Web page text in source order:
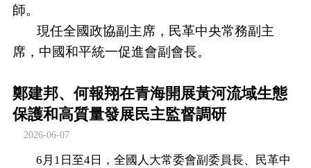
師。
現任全國政協副主席，民革中央常務副主
席，中國和平統一促進會副會長。
鄭建邦、何報翔在青海開展黃河流域生態
保護和高質量發展民主監督調研
2026-06-07
6月1日至4日，全國人大常委會副委員長、民革中